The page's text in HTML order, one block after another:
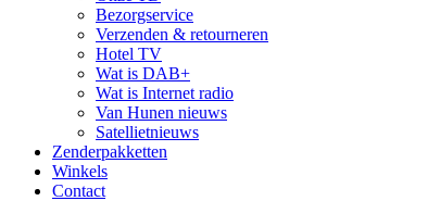
Bezorgservice
Verzenden & retourneren
Hotel TV
Wat is DAB+
Wat is Internet radio
Van Hunen nieuws
Satellietnieuws
Zenderpakketten
Winkels
Contact